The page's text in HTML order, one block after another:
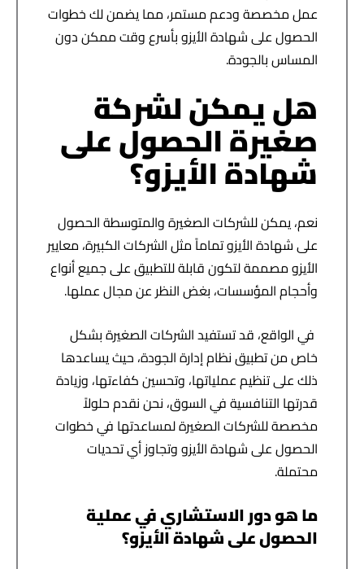
عمل مخصصة ودعم مستمر، مما يضمن لك خطوات
الحصول على شهادة الأيزو بأسرع وقت ممكن دون
المساس بالجودة.
هل يمكن لشركة
صغيرة الحصول على
شهادة الأيزو؟
نعم، يمكن للشركات الصغيرة والمتوسطة الحصول
على شهادة الأيزو تماماً مثل الشركات الكبيرة، معايير
الأيزو مصممة لتكون قابلة للتطبيق على جميع أنواع
وأحجام المؤسسات، بغض النظر عن مجال عملها.
في الواقع، قد تستفيد الشركات الصغيرة بشكل
خاص من تطبيق نظام إدارة الجودة، حيث يساعدها
ذلك على تنظيم عملياتها، وتحسين كفاءتها، وزيادة
قدرتها التنافسية في السوق، نحن نقدم حلولاً
مخصصة للشركات الصغيرة لمساعدتها في خطوات
الحصول على شهادة الأيزو وتجاوز أي تحديات
محتملة.
ما هو دور الاستشاري في عملية
الحصول على شهادة الأيزو؟